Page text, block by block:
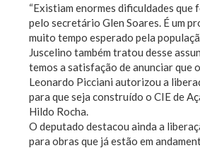
“Existiam enormes dificuldades que
pelo secretário Glen Soares. É um
muito tempo esperado pela
Juscelino também tratou desse
temos a satisfação de anunciar que
Leonardo Picciani autorizou a
para que seja construído o CIE de
Hildo Rocha.
O deputado destacou ainda a
para obras que já estão em